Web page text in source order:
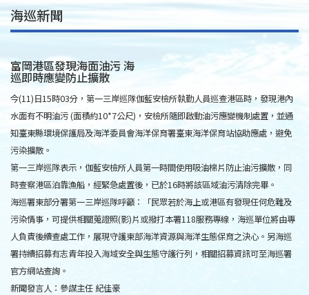
海巡新聞
富岡港區發現海面油污 海
巡即時應變防止擴散
今(11)日15時03分，第一三岸巡隊伽藍安檢所執勤人員巡查港區時，發現港內
水面有不明油污 (面積約10*7公尺)，安檢所隨即啟動油污應變機制處置，並通
知臺東縣環境保護局及海洋委員會海洋保育署臺東海洋保育站協助應處，避免
污染擴散。
第一三岸巡隊表示，伽藍安檢所人員第一時間使用吸油棉片防止油污擴散，同
時查察港區泊靠漁船，經緊急處置後，已於16時將該區域油污清除完畢。
海巡署東部分署第一三岸巡隊呼籲：「民眾若於海上或港區有發現任何危難及
污染情事，可提供相關蒐證照(影)片或撥打本署118服務專線，海巡單位將由專
人負責後續查處工作，展現守護東部海洋資源與海洋生態保育之決心。另海巡
署持續招募有志青年投入海域安全與生態守護行列，相關招募資訊可至海巡署
官方網站查詢。
新聞發言人：參謀主任 紀佳豪